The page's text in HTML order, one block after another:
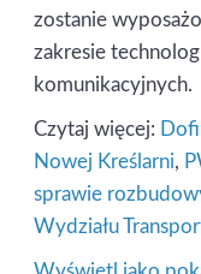
zostanie
zakresie
komunikacyjnych.
Czytaj więcej:
Nowej Kreślarni,
sprawie
Wydziału